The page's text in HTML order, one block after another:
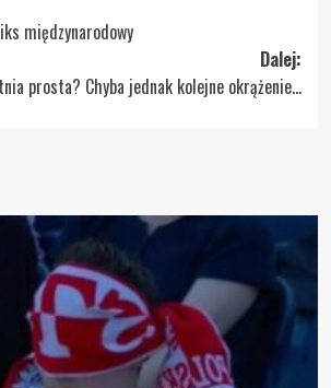
międzynarodowy
Dalej:
prosta? Chyba jednak kolejne okrążenie…